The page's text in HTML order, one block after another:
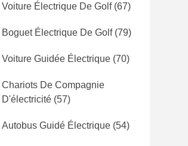
Voiture Électrique De Golf(67)
Boguet Électrique De Golf(79)
Voiture Guidée Électrique (70)
Chariots De Compagnie
D'électricité (57)
Autobus Guidé Électrique (54)